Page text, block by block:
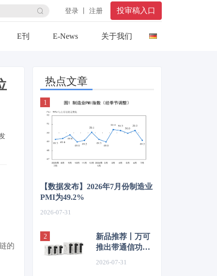
登录 丨 注册 投审稿入口
E刊 E-News 关于我们
的
热点文章
【数据发布】2026年7月份制造业
PMI为49.2%
2026-07-31
新品推荐丨万可
推出带通信功能
多通道电子断路
2026-07-31